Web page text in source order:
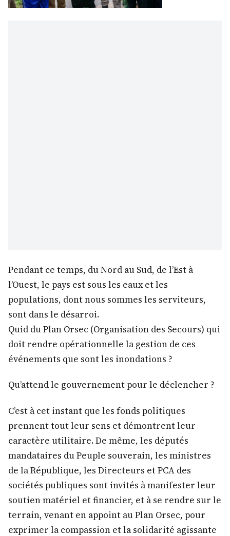
Pendant ce temps, du Nord au Sud, de l’Est à
l’Ouest, le pays est sous les eaux et les
populations, dont nous sommes les serviteurs,
sont dans le désarroi.
Quid du Plan Orsec (Organisation des Secours) qui
doit rendre opérationnelle la gestion de ces
événements que sont les inondations ?
Qu’attend le gouvernement pour le déclencher ?
C’est à cet instant que les fonds politiques
prennent tout leur sens et démontrent leur
caractère utilitaire. De même, les députés
mandataires du Peuple souverain, les ministres
de la République, les Directeurs et PCA des
sociétés publiques sont invités à manifester leur
soutien matériel et financier, et à se rendre sur le
terrain, venant en appoint au Plan Orsec, pour
exprimer la compassion et la solidarité agissante